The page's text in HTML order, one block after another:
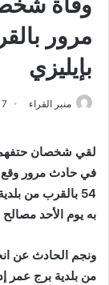
مرور
بإيليزي
منبر القراء
لقي شخصان
في حادث مرور
54 بالقرب من
به يوم الأحد مصالح